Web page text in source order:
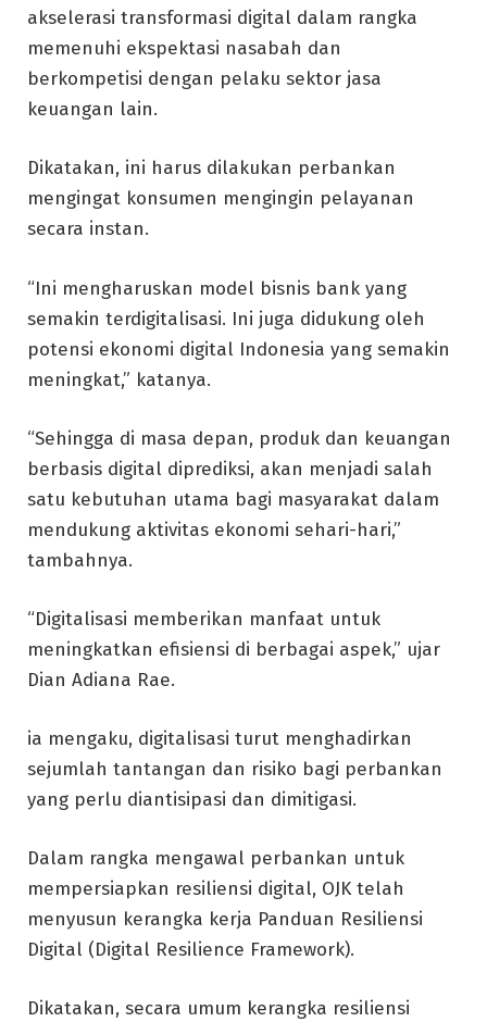
akselerasi transformasi digital dalam rangka
memenuhi ekspektasi nasabah dan
berkompetisi dengan pelaku sektor jasa
keuangan lain.
Dikatakan, ini harus dilakukan perbankan
mengingat konsumen mengingin pelayanan
secara instan.
“Ini mengharuskan model bisnis bank yang
semakin terdigitalisasi. Ini juga didukung oleh
potensi ekonomi digital Indonesia yang semakin
meningkat,” katanya.
“Sehingga di masa depan, produk dan keuangan
berbasis digital diprediksi, akan menjadi salah
satu kebutuhan utama bagi masyarakat dalam
mendukung aktivitas ekonomi sehari-hari,”
tambahnya.
“Digitalisasi memberikan manfaat untuk
meningkatkan efisiensi di berbagai aspek,” ujar
Dian Adiana Rae.
ia mengaku, digitalisasi turut menghadirkan
sejumlah tantangan dan risiko bagi perbankan
yang perlu diantisipasi dan dimitigasi.
Dalam rangka mengawal perbankan untuk
mempersiapkan resiliensi digital, OJK telah
menyusun kerangka kerja Panduan Resiliensi
Digital (Digital Resilience Framework).
Dikatakan, secara umum kerangka resiliensi